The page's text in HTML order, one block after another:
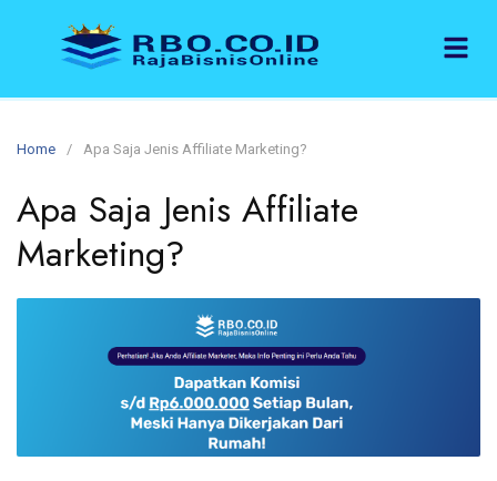
Home Apa Saja Jenis Affiliate Marketing?
Apa Saja Jenis Affiliate
Marketing?